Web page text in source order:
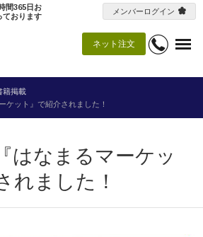
ネット注文
間365日お
ております
メンバーログイン
籍掲載
ケット』で紹介されました！
はなまるマーケッ
れました！